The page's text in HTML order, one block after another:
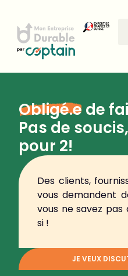
Obligé.ede
Pas de
pour 2!
Des clients,
vous demandent
vous ne savez
si !
JE VEUX